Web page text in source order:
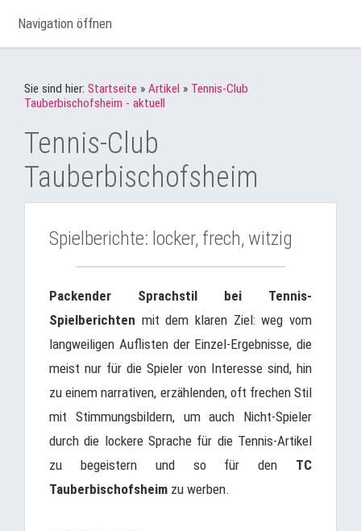
Navigation öffnen
Sie sind hier: Startseite » Artikel » Tennis-Club
Tauberbischofsheim - aktuell
Tennis-Club
Tauberbischofsheim
Spielberichte: locker, frech, witzig
Packender Sprachstil bei Tennis-
Spielberichten mit dem klaren Ziel: weg vom
langweiligen Auflisten der Einzel-Ergebnisse, die
meist nur für die Spieler von Interesse sind, hin
zu einem narrativen, erzählenden, oft frechen Stil
mit Stimmungsbildern, um auch Nicht-Spieler
durch die lockere Sprache für die Tennis-Artikel
zu begeistern und so für den TC
Tauberbischofsheim zu werben.